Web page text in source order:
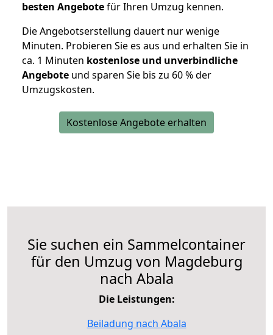
besten Angebotefür Ihren Umzug kennen.
Die Angebotserstellung dauert nur wenige
Minuten. Probieren Sie es aus und erhalten Sie in
ca. 1 Minuten kostenlose und unverbindliche
Angebote und sparen Sie bis zu 60 % der
Umzugskosten.
Kostenlose Angebote erhalten
Sie suchen ein Sammelcontainer
für den Umzug von Magdeburg
nach Abala
Die Leistungen:
Beiladung nach Abala